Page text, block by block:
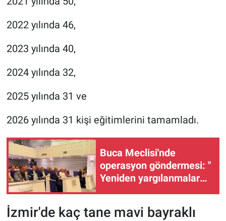
2022 yılında 46,
2023 yılında 40,
2024 yılında 32,
2025 yılında 31 ve
2026 yılında 31 kişi eğitimlerini tamamladı.
Buca Meclisi'nde
operasyon göndermesi: "
Yeniden yargılanmalar
İzmir'de kaç tane mavi bayraklı